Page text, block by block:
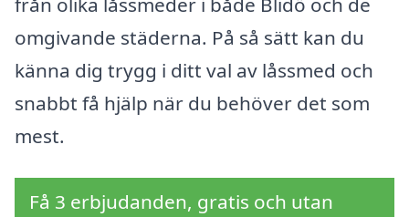
omgivande städerna. På så sätt kan du
känna dig trygg i ditt val av låssmed och
snabbt få hjälp när du behöver det som
mest.
Få 3 erbjudanden, gratis och utan